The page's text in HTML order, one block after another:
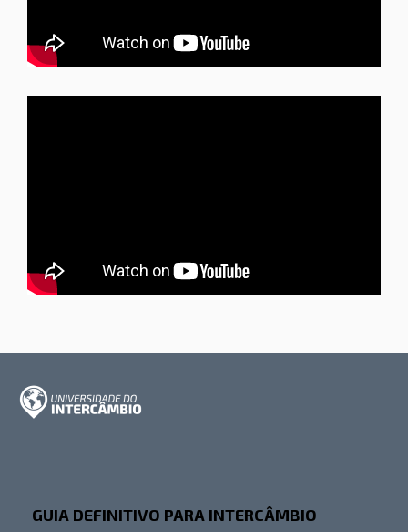
GUIA DEFINITIVO PARA INTERCÂMBIO